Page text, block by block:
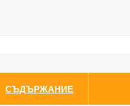
СЪДЪРЖАНИЕ